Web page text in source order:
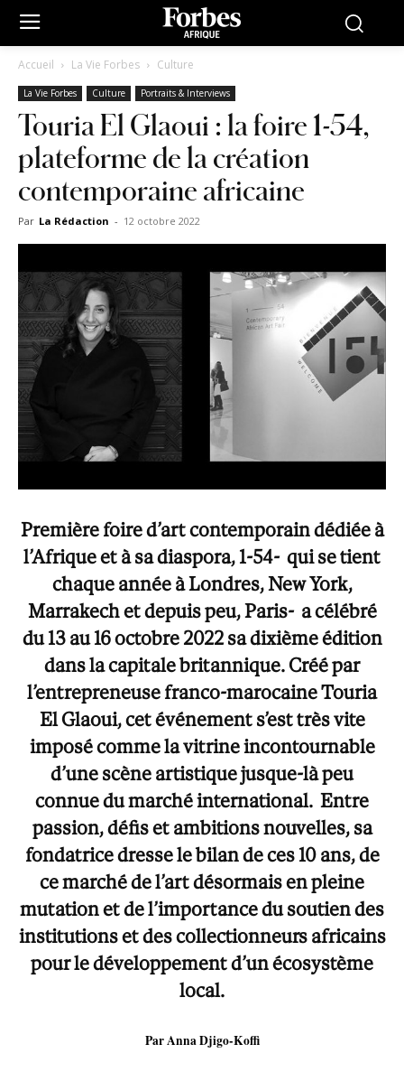
Accueil La Vie Forbes Culture
La Vie Forbes Culture Portraits & Interviews
Touria El Glaoui : la foire 1-54,
plateforme de la création
contemporaine africaine
Par La Rédaction - 12 octobre 2022
Première foire d’art contemporain dédiée à
l’Afrique et à sa diaspora, 1-54- qui se tient
chaque année à Londres, New York,
Marrakech et depuis peu, Paris- a célébré
du 13 au 16 octobre 2022 sa dixième édition
dans la capitale britannique. Créé par
l’entrepreneuse franco-marocaine Touria
El Glaoui, cet événement s’est très vite
imposé comme la vitrine incontournable
d’une scène artistique jusque-là peu
connue du marché international. Entre
passion, défis et ambitions nouvelles, sa
fondatrice dresse le bilan de ces 10 ans, de
ce marché de l’art désormais en pleine
mutation et de l’importance du soutien des
institutions et des collectionneurs africains
pour le développement d’un écosystème
local.
Par Anna Djigo-Koffi